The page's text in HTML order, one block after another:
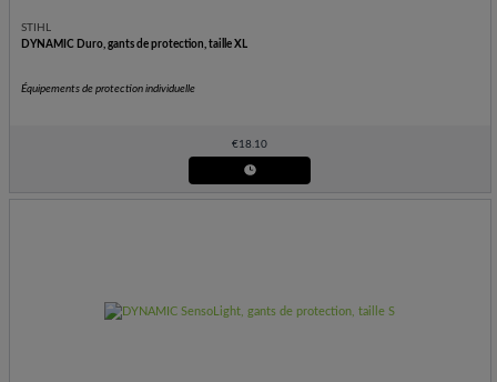
STIHL
DYNAMIC Duro, gants de protection, taille XL
Équipements de protection individuelle
€18.10